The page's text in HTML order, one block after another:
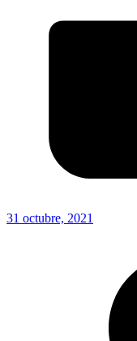
31 octubre, 2021